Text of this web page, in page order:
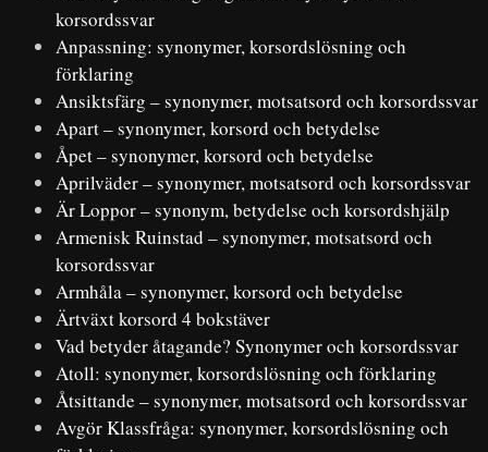
korsordssvar
Anpassning: synonymer, korsordslösning och
förklaring
Ansiktsfärg – synonymer, motsatsord och korsordssvar
Apart – synonymer, korsord och betydelse
Åpet – synonymer, korsord och betydelse
Aprilväder – synonymer, motsatsord och korsordssvar
Är Loppor – synonym, betydelse och korsordshjälp
Armenisk Ruinstad – synonymer, motsatsord och
korsordssvar
Armhåla – synonymer, korsord och betydelse
Ärtväxt korsord 4 bokstäver
Vad betyder åtagande? Synonymer och korsordssvar
Atoll: synonymer, korsordslösning och förklaring
Åtsittande – synonymer, motsatsord och korsordssvar
Avgör Klassfråga: synonymer, korsordslösning och